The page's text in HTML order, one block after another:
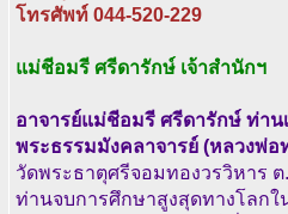
โทรศัพท์ 044-520-229
แม่ชีอมรี ศรีดารักษ์ เจ้าสำนักฯ
อาจารย์แม่ชีอมรี ศรีดารักษ์ ท่าน
พระธรรมมังคลาจารย์ (หลวงพ่อ
วัดพระธาตุศรีจอมทองวรวิหาร
ท่านจบการศึกษาสูงสุดทางโลก